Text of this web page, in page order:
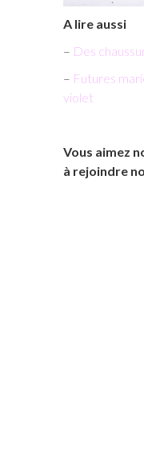
A lire aussi
– Des
– Futures
violet
Vous aimez
à rejoindre